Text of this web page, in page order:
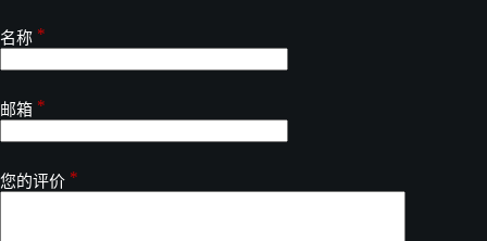
名称 *
邮箱 *
您的评价 *